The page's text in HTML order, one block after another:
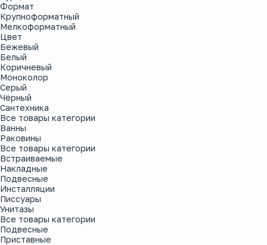
Формат
Крупноформатный
Мелкоформатный
Цвет
Бежевый
Белый
Коричневый
Моноколор
Серый
Чёрный
Сантехника
Все товары категории
Ванны
Раковины
Все товары категории
Встраиваемые
Накладные
Подвесные
Инсталляции
Писсуары
Унитазы
Все товары категории
Подвесные
Приставные